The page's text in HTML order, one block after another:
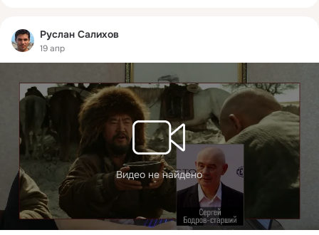
Руслан Салихов
19 апр
Видео не найдено